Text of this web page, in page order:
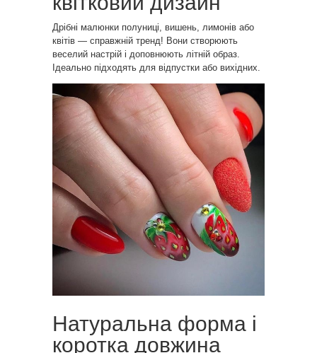
Дрібні малюнки полуниці, вишень, лимонів або
квітів — справжній тренд! Вони створюють
веселий настрій і доповнюють літній образ.
Ідеально підходять для відпустки або вихідних.
Натуральна форма і
коротка довжина